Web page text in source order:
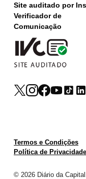
Site auditado por
Verificador de
Comunicação
© 2026 Diário da
Termos e Condições
Política de Privacidade